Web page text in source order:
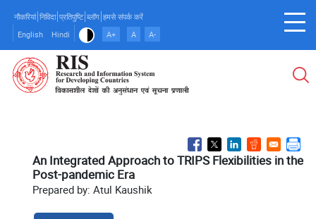
main
content
नौकरियां निविदा प्रतिपुष्टि ब्लॉग हमसे संपर्क करें
English
Hindi A+ A A-
An Integrated Approach to TRIPS Flexibilities in the
Post-pandemic Era
Prepared by: Atul Kaushik